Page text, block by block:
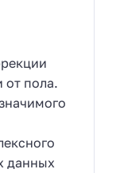
от пола.
данных